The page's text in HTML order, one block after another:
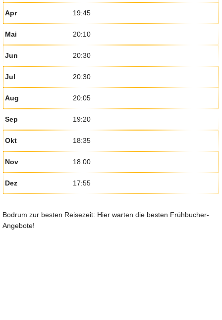
Apr 19:45
Mai 20:10
Jun 20:30
Jul 20:30
Aug 20:05
Sep 19:20
Okt 18:35
Nov 18:00
Dez 17:55
Bodrum zur besten Reisezeit: Hier warten die besten Frühbucher-
Angebote!